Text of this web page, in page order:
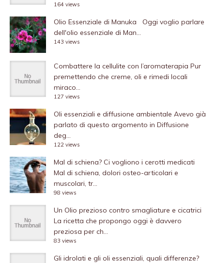
164 views
Olio Essenziale di Manuka
Oggi voglio parlare
dell'olio essenziale di Man...
143 views
Combattere la cellulite con l’aromaterapia Pur
premettendo che creme, oli e rimedi locali
miraco...
127 views
Oli essenziali e diffusione ambientale Avevo già
parlato di questo argomento in Diffusione
deg...
122 views
Mal di schiena? Ci vogliono i cerotti medicati
Mal di schiena, dolori osteo-articolari e
muscolari, tr...
98 views
Un Olio prezioso contro smagliature e cicatrici
La ricetta che propongo oggi è davvero
preziosa per ch...
83 views
Gli idrolati e gli oli essenziali, quali differenze?